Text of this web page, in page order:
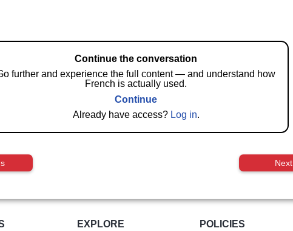
Continue the conversation
further and experience the full content — and understand how
French is actually used.
Continue
Already have access? Log in.
Next
EXPLORE POLICIES